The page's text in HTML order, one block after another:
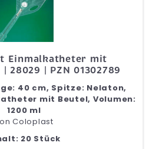
Einmalkatheter mit
28029 | PZN 01302789
40 cm, Spitze: Nelaton,
mit Beutel, Volumen:
1200 ml
Coloplast
20 Stück